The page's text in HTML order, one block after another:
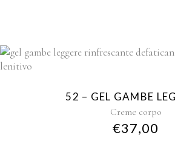
52 – GEL GAMBE
Creme corpo
€37,00